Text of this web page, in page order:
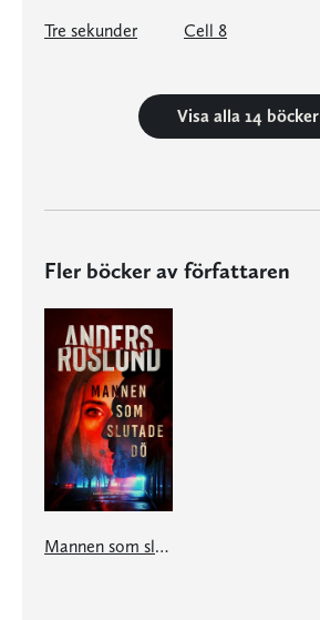
Tre sekunder Cell 8
Visa alla 14 böcker
Fler böcker av författaren
Mannen som slutade dö